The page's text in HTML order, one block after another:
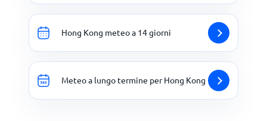
Hong Kong meteo a 14 giorni
Meteo a lungo termine per Hong Kong